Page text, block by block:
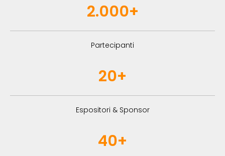
2.000+
Partecipanti
20+
Espositori & Sponsor
40+